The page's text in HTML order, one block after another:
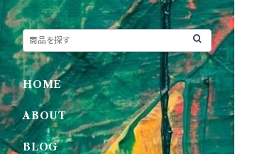
HOME
ABOUT
BLOG